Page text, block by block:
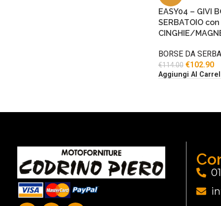
EASY04 – GIVI
SERBATOIO
CINGHIE/
BORSE DA
€114.00 €102.90
Aggiungi Al